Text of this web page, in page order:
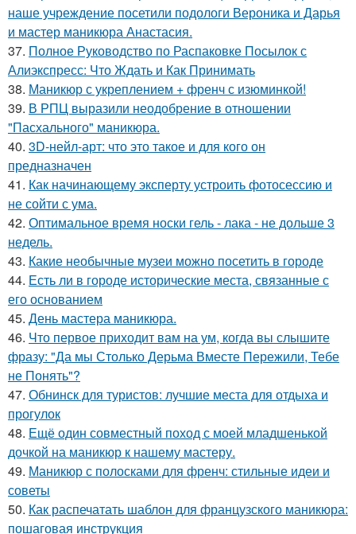
наше учреждение посетили подологи Вероника и Дарья
и мастер маникюра Анастасия.
37. Полное Руководство по Распаковке Посылок с
Алиэкспресс: Что Ждать и Как Принимать
38. Маникюр с укреплением + френч с изюминкой!
39. В РПЦ выразили неодобрение в отношении
"Пасхального" маникюра.
40. 3D-нейл-арт: что это такое и для кого он
предназначен
41. Как начинающему эксперту устроить фотосессию и
не сойти с ума.
42. Оптимальное время носки гель - лака - не дольше 3
недель.
43. Какие необычные музеи можно посетить в городе
44. Есть ли в городе исторические места, связанные с
его основанием
45. День мастера маникюра.
46. Что первое приходит вам на ум, когда вы слышите
фразу: "Да мы Столько Дерьма Вместе Пережили, Тебе
не Понять"?
47. Обнинск для туристов: лучшие места для отдыха и
прогулок
48. Ещё один совместный поход с моей младшенькой
дочкой на маникюр к нашему мастеру.
49. Маникюр с полосками для френч: стильные идеи и
советы
50. Как распечатать шаблон для французского маникюра:
пошаговая инструкция